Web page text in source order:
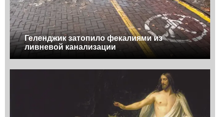
Геленджик затопило фекалиями из
ливневой канализации